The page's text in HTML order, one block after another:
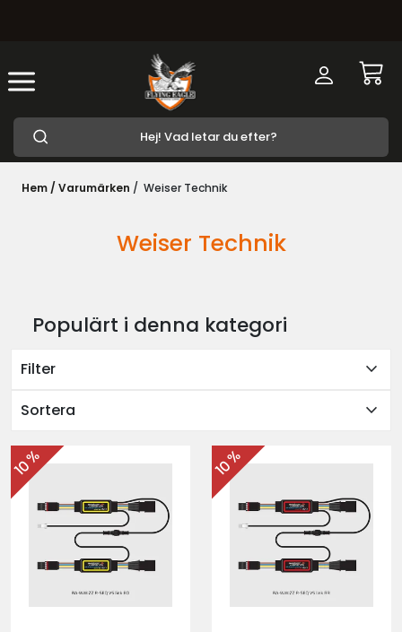
Hem / Varumärken / Weiser Technik
Weiser Technik
Populärt i denna kategori
Filter expand_more
Sortera expand_more
10 % 10 %